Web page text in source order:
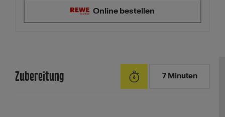
Online bestellen
Zubereitung 7 Minuten